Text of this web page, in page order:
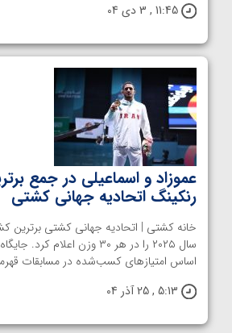
11:45 , 3 دی 04
عموزاد و اسماعیلی در جمع
رنکینگ اتحادیه جهانی کشتی
خانه کشتی | اتحادیه جهانی کشتی برترین
سال ۲۰۲۵ را در هر ۳۰ وزن اعلام
اساس امتیازهای کسب‌شده در مسابقات قهرمانی
5:13 , 25 آذر 04